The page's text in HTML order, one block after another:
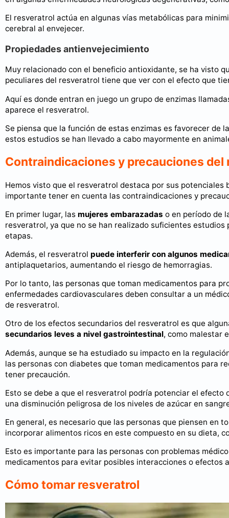
El resveratrol actúa en algunas vías metabólicas para
cerebral al envejecer.
Propiedades antienvejecimiento
Muy relacionado con el beneficio antioxidante, se ha visto
peculiares del resveratrol tiene que ver con el efecto que
Aquí es donde entran en juego un grupo de enzimas
aparece el resveratrol.
Se piensa que la función de estas enzimas es favorecer de
estos estudios se han llevado a cabo mayormente en
Contraindicaciones y precauciones del
Hemos visto que el resveratrol destaca por sus potenciales
importante tener en cuenta las contraindicaciones y
En primer lugar, las mujeres embarazadas o en período de
resveratrol, ya que no se han realizado suficientes
etapas.
Además, el resveratrol puede interferir con algunos
antiplaquetarios, aumentando el riesgo de hemorragias.
Por lo tanto, las personas que toman medicamentos para
enfermedades cardiovasculares deben consultar a un
de resveratrol.
Otro de los efectos secundarios del resveratrol es que
secundarios leves a nivel gastrointestinal, como malestar
Además, aunque se ha estudiado su impacto en la
las personas con diabetes que toman medicamentos para
tener precaución.
Esto se debe a que el resveratrol podría potenciar el efecto
una disminución peligrosa de los niveles de azúcar en
En general, es necesario que las personas que piensen en
incorporar alimentos ricos en este compuesto en su dieta,
Esto es importante para las personas con problemas
medicamentos para evitar posibles interacciones o efectos
Cómo tomar resveratrol